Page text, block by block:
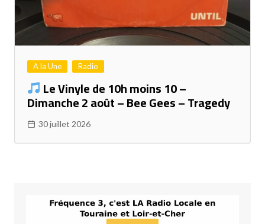
A la Une Radio
Le Vinyle de 10h moins 10 –
Dimanche 2 août – Bee Gees – Tragedy
30 juillet 2026